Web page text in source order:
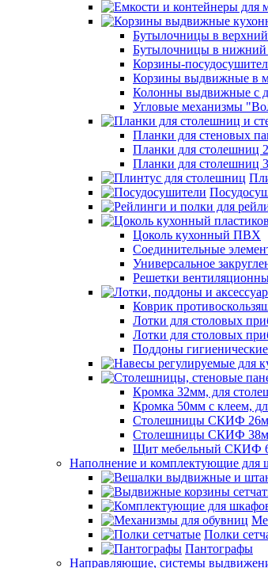
Бутылочницы в
Бутылочницы в нижний
Корзины-
Корзины выдвижные в
Колонны выдвижные с
Угловые механизмы
Планки для стеновых
Планки для столешниц
Планки для столешниц
Цоколь кухонный ПВХ
Соединительные
Универсальное
Решетки
Коврик
Лотки для столовых
Лотки для столовых
Поддоны
Кромка 32мм, для
Кромка 50мм с клеем,
Столешницы СКИФ
Столешницы СКИФ
Щит мебельный СКИФ
Наполнение и комплектующие для
Полки
Пантографы
Направляющие, системы